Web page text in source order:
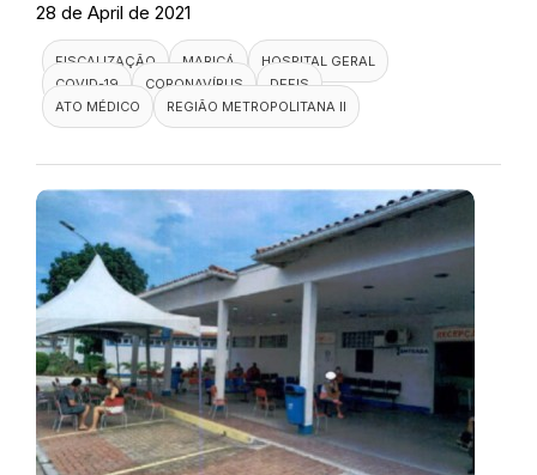
28 de April de 2021
FISCALIZAÇÃO MARICÁ
HOSPITAL GERAL
COVID-19
CORONAVÍRUS
DEFIS
ATO MÉDICO
REGIÃO METROPOLITANA II